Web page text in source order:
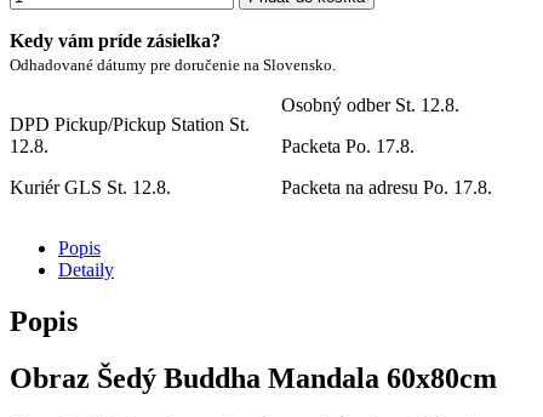
Kedy vám príde zásielka?
Odhadované dátumy pre doručenie na Slovensko.
DPD Pickup/Pickup Station St.
12.8.
Kuriér GLS St. 12.8.
Osobný odber St. 12.8.
Packeta Po. 17.8.
Packeta na adresu Po. 17.8.
Popis
Detaily
Popis
Obraz Šedý Buddha Mandala 60x80cm